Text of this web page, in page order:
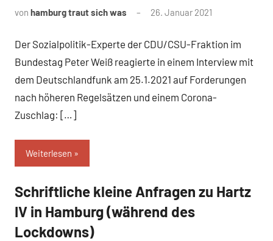
von hamburg traut sich was 26. Januar 2021
Der Sozialpolitik-Experte der CDU/CSU-Fraktion im
Bundestag Peter Weiß reagierte in einem Interview mit
dem Deutschlandfunk am 25.1.2021 auf Forderungen
nach höheren Regelsätzen und einem Corona-
Zuschlag: […]
Weiterlesen
Uncategorized
Schriftliche kleine Anfragen zu Hartz
IV in Hamburg (während des
Lockdowns)